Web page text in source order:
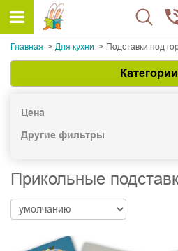
Главная Для кухни Подставки под
Категории
Цена
Другие фильтры
Прикольные